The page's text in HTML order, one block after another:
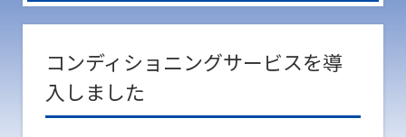
コンディショニングサービスを導
入しました